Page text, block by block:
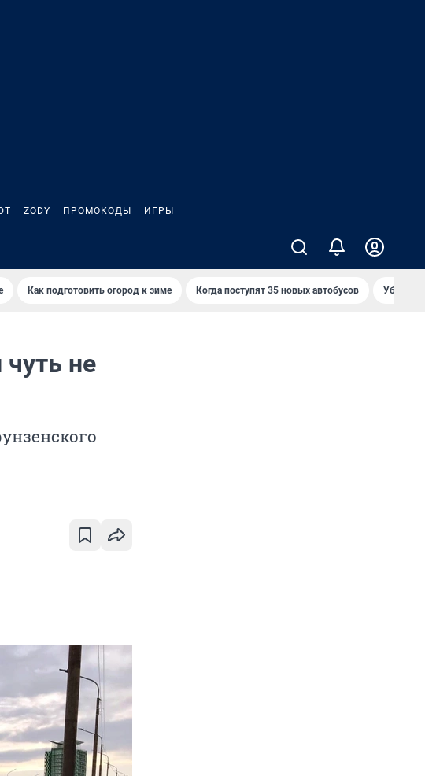
ZODY ПРОМОКОДЫ ИГРЫ
Как подготовить огород к зиме Когда поступят 35 новых автобусов Убийца
не